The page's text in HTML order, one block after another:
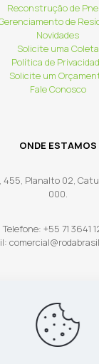
Reconstrução de
de
Novidades
Solicite uma Coleta
Política de
Solicite um
Fale Conosco
ONDE ESTAMOS
455, Planalto 02,
000.
Telefone: +55 71 3641